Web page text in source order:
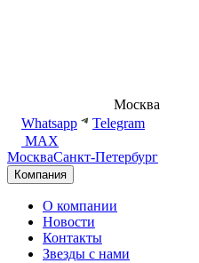
Москва
Whatsapp
Telegram
MAX
МоскваСанкт-Петербург
Компания
О компании
Новости
Контакты
Звезды с нами